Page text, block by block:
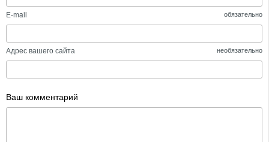
E-mail обязательно
Адрес вашего сайта необязательно
Ваш комментарий